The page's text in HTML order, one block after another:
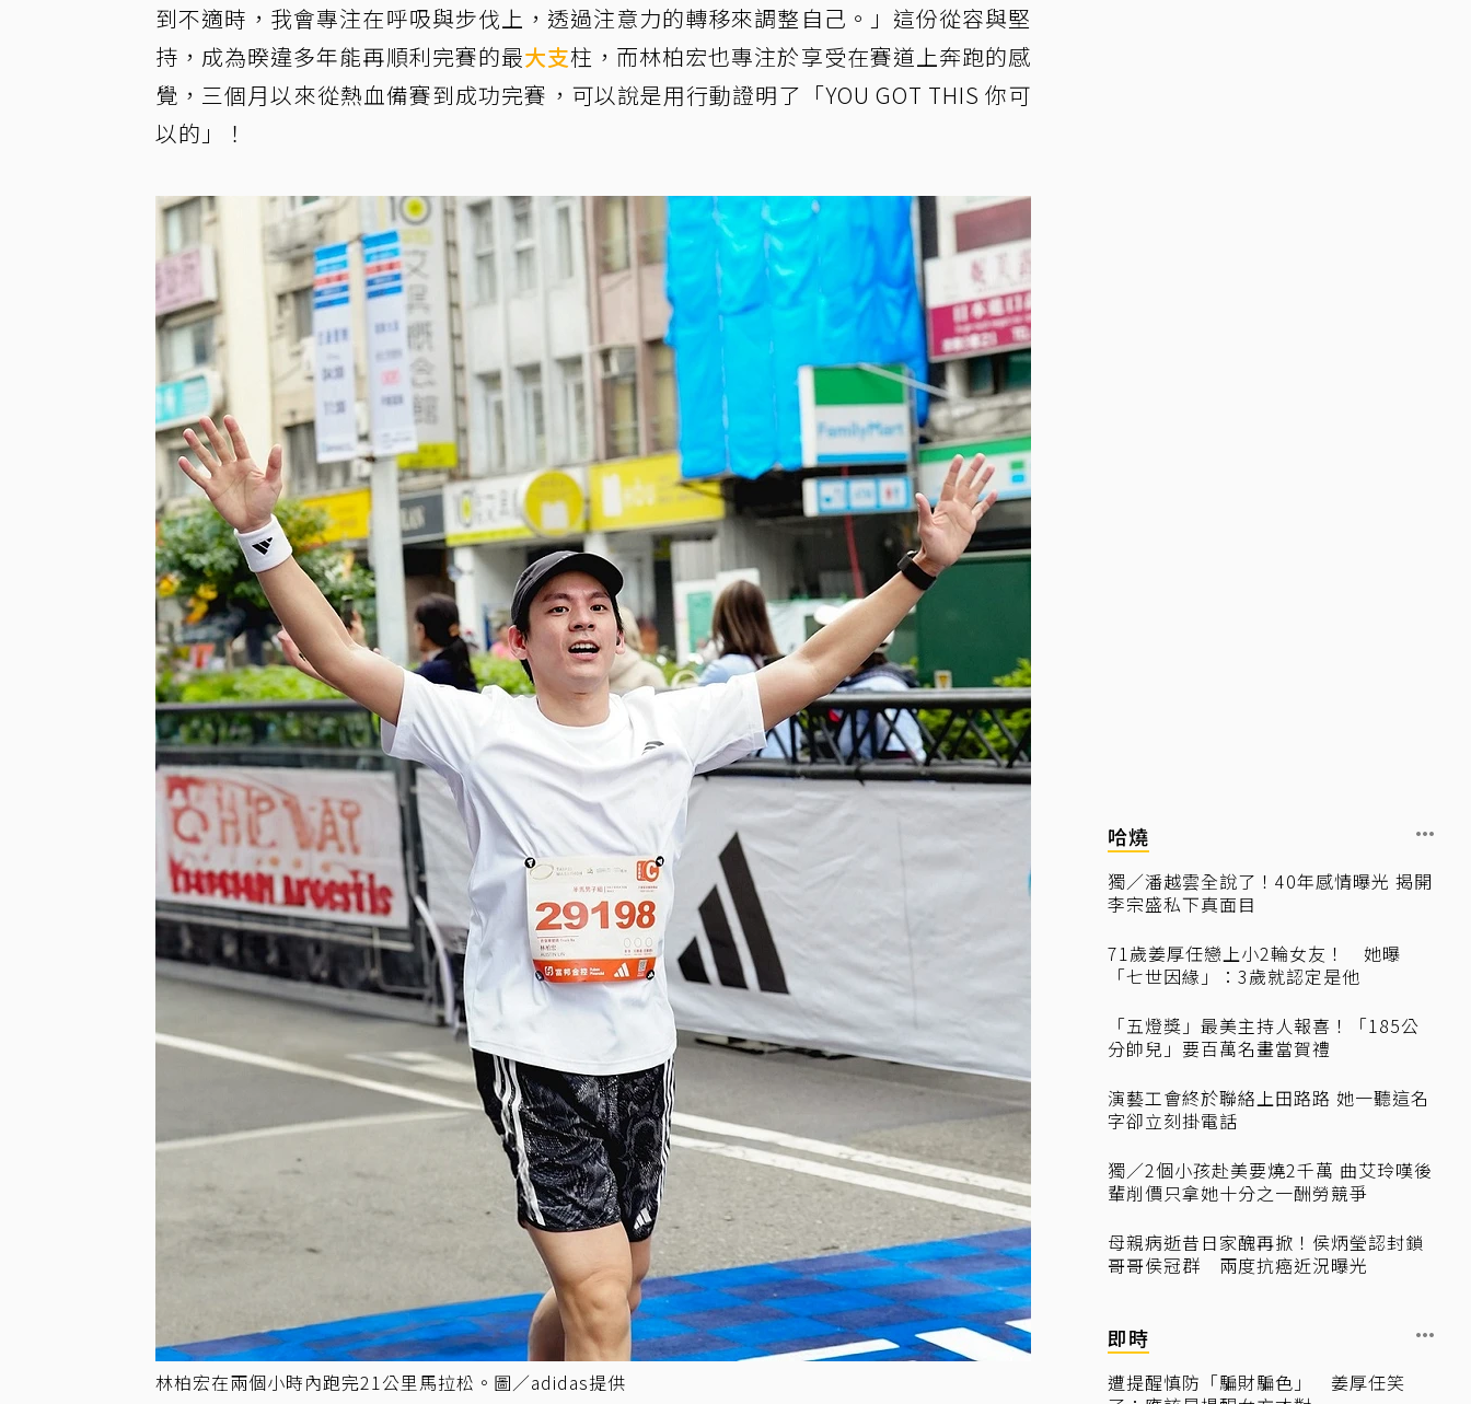
到不適時，我會專注在呼吸與步伐上，透過注意力的轉移來調整自己。」這份從容與堅
持，成為暌違多年能再順利完賽的最大支柱，而林柏宏也專注於享受在賽道上奔跑的感
覺，三個月以來從熱血備賽到成功完賽，可以說是用行動證明了「YOU GOT THIS 你可
以的」！
林柏宏在兩個小時內跑完21公里馬拉松。圖／adidas提供
哈燒
獨／潘越雲全說了！40年感情曝光 揭開
李宗盛私下真面目
71歲姜厚任戀上小2輪女友！ 她曝
「七世因緣」：3歲就認定是他
「五燈獎」最美主持人報喜！「185公
分帥兒」要百萬名畫當賀禮
演藝工會終於聯絡上田路路 她一聽這名
字卻立刻掛電話
獨／2個小孩赴美要燒2千萬 曲艾玲嘆後
輩削價只拿她十分之一酬勞競爭
母親病逝昔日家醜再掀！侯炳瑩認封鎖
哥哥侯冠群 兩度抗癌近況曝光
即時
遭提醒慎防「騙財騙色」 姜厚任笑